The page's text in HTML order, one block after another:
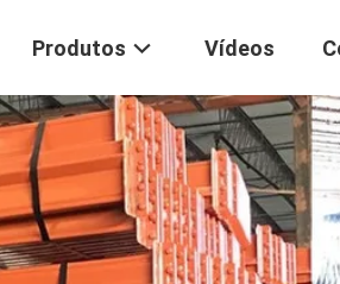
Produtos Vídeos